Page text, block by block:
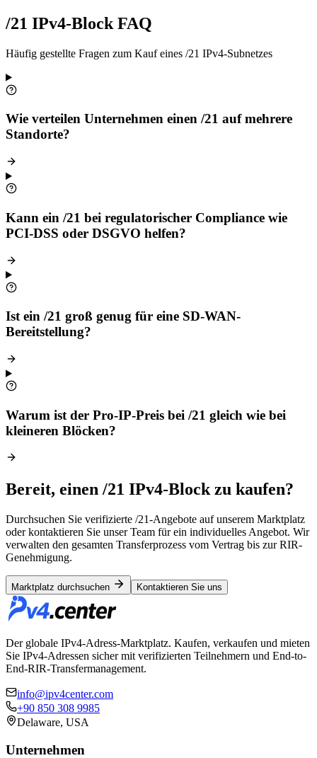
/21 IPv4-Block FAQ
Häufig gestellte Fragen zum Kauf eines /21 IPv4-Subnetzes
Wie verteilen Unternehmen einen /21 auf mehrere
Standorte?
Kann ein /21 bei regulatorischer Compliance wie
PCI-DSS oder DSGVO helfen?
Ist ein /21 groß genug für eine SD-WAN-
Bereitstellung?
Warum ist der Pro-IP-Preis bei /21 gleich wie bei
kleineren Blöcken?
Bereit, einen /21 IPv4-Block zu kaufen?
Durchsuchen Sie verifizierte /21-Angebote auf unserem Marktplatz
oder kontaktieren Sie unser Team für ein individuelles Angebot. Wir
verwalten den gesamten Transferprozess vom Vertrag bis zur RIR-
Genehmigung.
Marktplatz durchsuchen Kontaktieren Sie uns
Der globale IPv4-Adress-Marktplatz. Kaufen, verkaufen und mieten
Sie IPv4-Adressen sicher mit verifizierten Teilnehmern und End-to-
End-RIR-Transfermanagement.
info@ipv4center.com
+90 850 308 9985
Delaware, USA
Unternehmen